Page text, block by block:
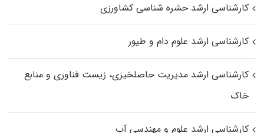
کارشناسی ارشد حشره‌ شناسی کشاورزی
کارشناسی ارشد علوم دام و طیور
کارشناسی ارشد مدیریت حاصلخیزی، زیست فناوری و منابع
خاک
کارشناسی ارشد علوم و مهندسی آب